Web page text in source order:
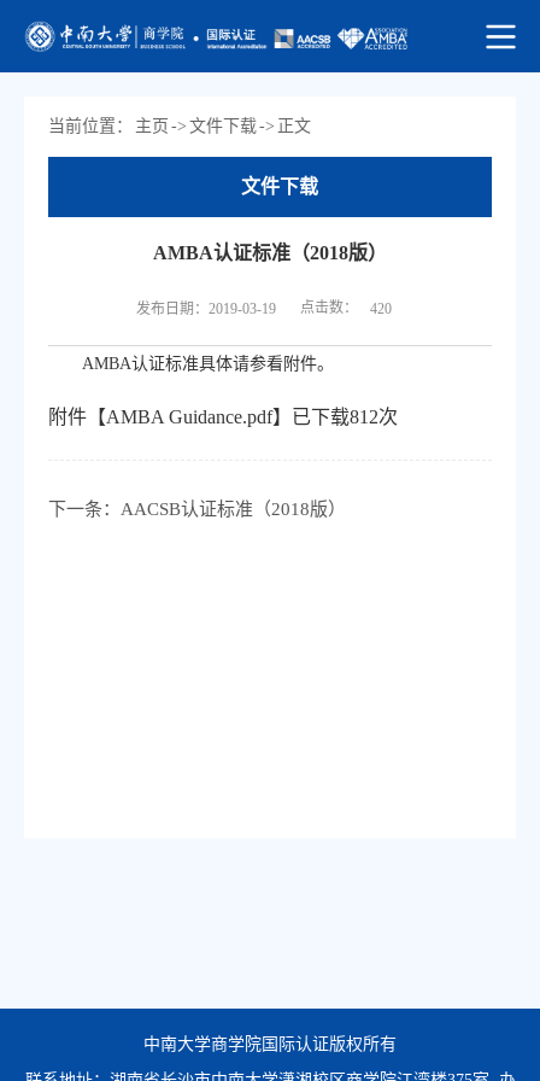
当前位置： 主页 -> 文件下载-> 正文
文件下载
AMBA认证标准（2018版）
发布日期：2019-03-19 点击数： 420
AMBA认证标准具体请参看附件。
附件【AMBA Guidance.pdf】已下载812次
下一条： AACSB认证标准（2018版）
中南大学商学院国际认证版权所有